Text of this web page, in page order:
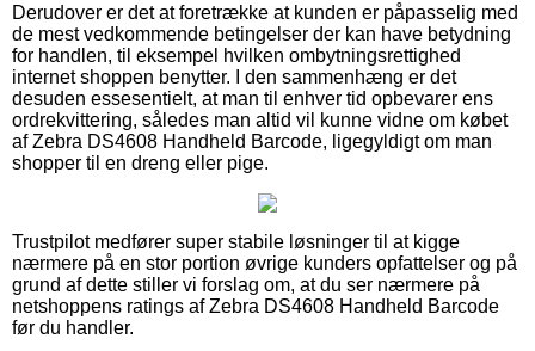
Derudover er det at foretrække at kunden er påpasselig med
de mest vedkommende betingelser der kan have betydning
for handlen, til eksempel hvilken ombytningsrettighed
internet shoppen benytter. I den sammenhæng er det
desuden essesentielt, at man til enhver tid opbevarer ens
ordrekvittering, således man altid vil kunne vidne om købet
af Zebra DS4608 Handheld Barcode, ligegyldigt om man
shopper til en dreng eller pige.
Trustpilot medfører super stabile løsninger til at kigge
nærmere på en stor portion øvrige kunders opfattelser og på
grund af dette stiller vi forslag om, at du ser nærmere på
netshoppens ratings af Zebra DS4608 Handheld Barcode
før du handler.